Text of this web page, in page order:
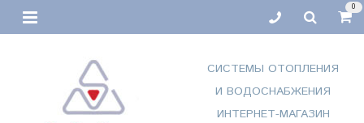
0
СИСТЕМЫ ОТОПЛЕНИЯ
И ВОДОСНАБЖЕНИЯ
ИНТЕРНЕТ-МАГАЗИН